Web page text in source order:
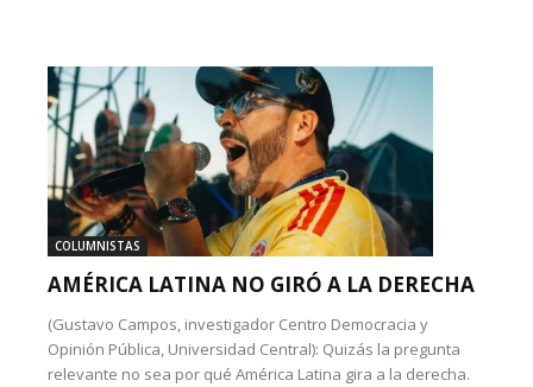
COLUMNISTAS
AMÉRICA LATINA NO GIRÓ A LA DERECHA
(Gustavo Campos, investigador Centro Democracia y
Opinión Pública, Universidad Central): Quizás la pregunta
relevante no sea por qué América Latina gira a la derecha.